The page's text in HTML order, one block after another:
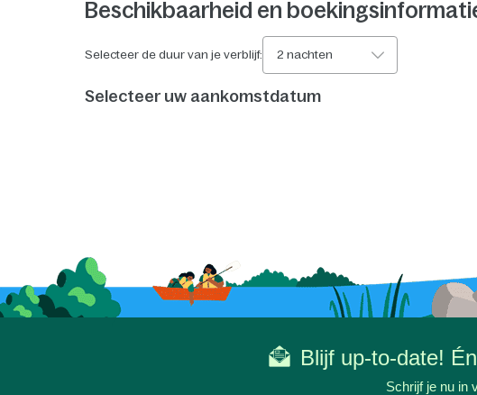
Beschikbaarheid en
Selecteer de duur van je verblijf: 2 nachten
Selecteer uw aankomstdatum
Blijf up-to-date!
Schrijf je nu in